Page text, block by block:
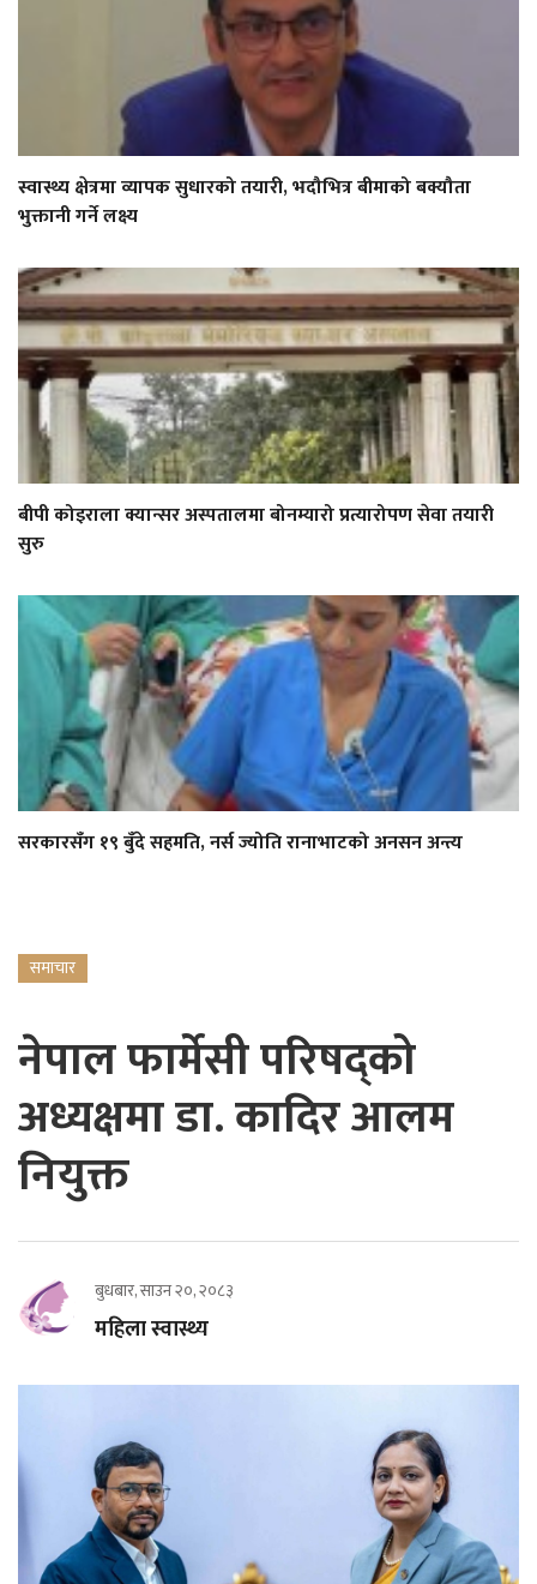
स्वास्थ्य क्षेत्रमा व्यापक सुधारको तयारी, भदौभित्र बीमाको बक्यौता
भुक्तानी गर्ने लक्ष्य
बीपी कोइराला क्यान्सर अस्पतालमा बोनम्यारो प्रत्यारोपण सेवा तयारी
सुरु
सरकारसँग १९ बुँदे सहमति, नर्स ज्योति रानाभाटको अनसन अन्त्य
समाचार
नेपाल फार्मेसी परिषद्को
अध्यक्षमा डा. कादिर आलम
नियुक्त
बुधबार, साउन २०, २०८३
महिला स्वास्थ्य